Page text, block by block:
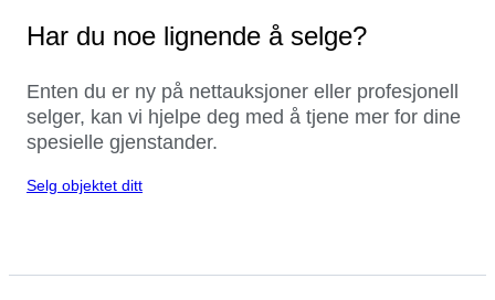
Har du noe lignende å selge?
Enten du er ny på nettauksjoner eller profesjonell
selger, kan vi hjelpe deg med å tjene mer for dine
spesielle gjenstander.
Selg objektet ditt